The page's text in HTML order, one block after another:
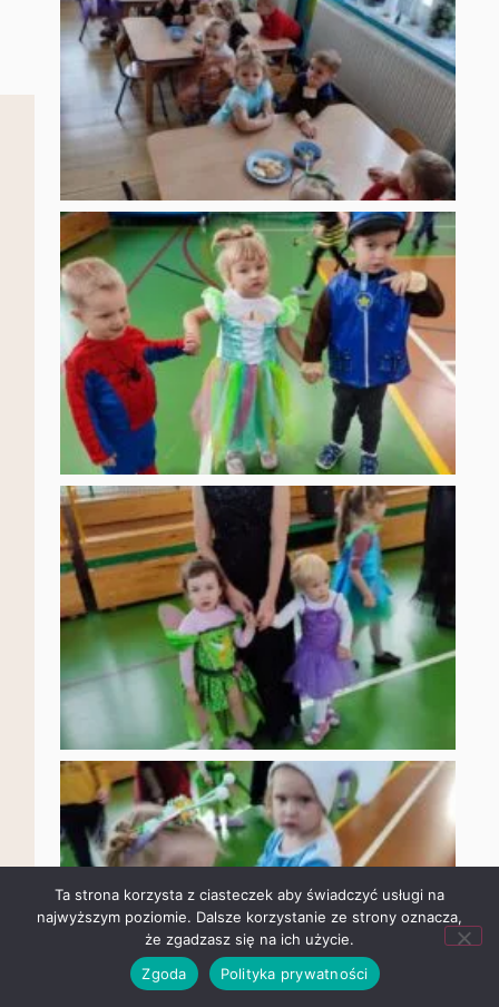
Ta strona korzysta z ciasteczek aby świadczyć usługi na
najwyższym poziomie. Dalsze korzystanie ze strony oznacza,
że zgadzasz się na ich użycie.
Zgoda
Polityka prywatności